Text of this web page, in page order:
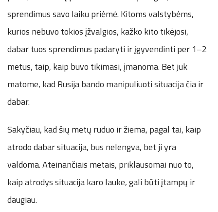
sprendimus savo laiku priėmė. Kitoms valstybėms,
kurios nebuvo tokios įžvalgios, kažko kito tikėjosi,
dabar tuos sprendimus padaryti ir įgyvendinti per 1–2
metus, taip, kaip buvo tikimasi, įmanoma. Bet juk
matome, kad Rusija bando manipuliuoti situacija čia ir
dabar.
Sakyčiau, kad šių metų ruduo ir žiema, pagal tai, kaip
atrodo dabar situacija, bus nelengva, bet ji yra
valdoma. Ateinančiais metais, priklausomai nuo to,
kaip atrodys situacija karo lauke, gali būti įtampų ir
daugiau.